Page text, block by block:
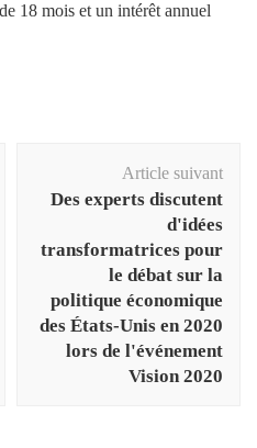
18 mois et un intérêt annuel
Article suivant
Des experts discutent
d'idées
transformatrices pour
le débat sur la
politique économique
des États-Unis en 2020
lors de l'événement
Vision 2020